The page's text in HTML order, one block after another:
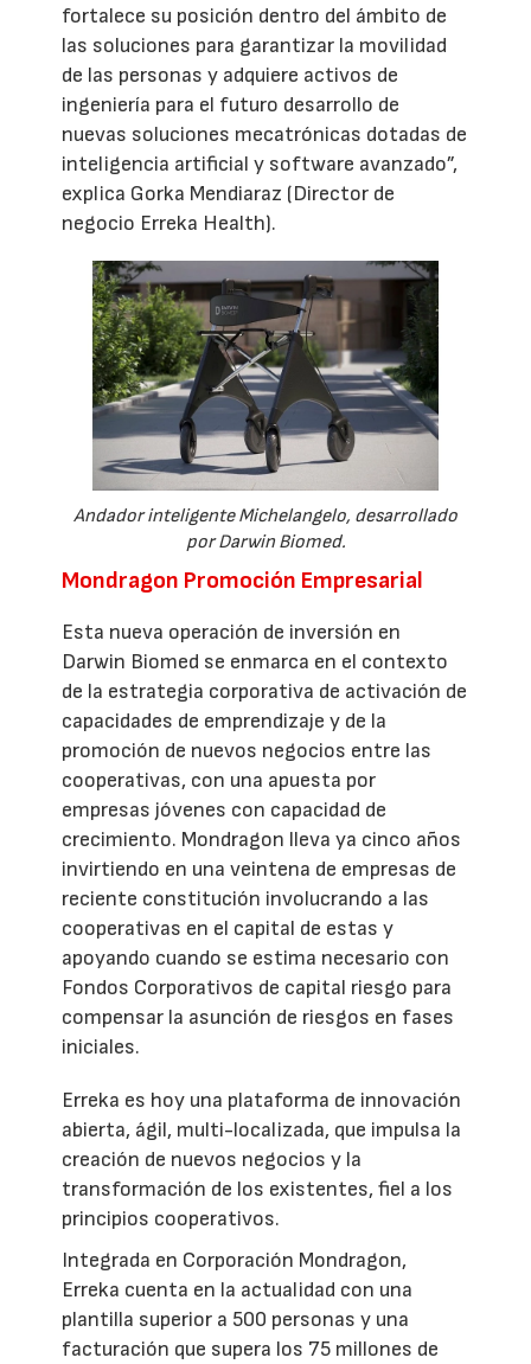
fortalece su posición dentro del ámbito de
las soluciones para garantizar la movilidad
de las personas y adquiere activos de
ingeniería para el futuro desarrollo de
nuevas soluciones mecatrónicas dotadas de
inteligencia artificial y software avanzado”,
explica Gorka Mendiaraz (Director de
negocio Erreka Health).
Andador inteligente Michelangelo, desarrollado
por Darwin Biomed.
Mondragon Promoción Empresarial
Esta nueva operación de inversión en
Darwin Biomed se enmarca en el contexto
de la estrategia corporativa de activación de
capacidades de emprendizaje y de la
promoción de nuevos negocios entre las
cooperativas, con una apuesta por
empresas jóvenes con capacidad de
crecimiento. Mondragon lleva ya cinco años
invirtiendo en una veintena de empresas de
reciente constitución involucrando a las
cooperativas en el capital de estas y
apoyando cuando se estima necesario con
Fondos Corporativos de capital riesgo para
compensar la asunción de riesgos en fases
iniciales.
Erreka es hoy una plataforma de innovación
abierta, ágil, multi-localizada, que impulsa la
creación de nuevos negocios y la
transformación de los existentes, fiel a los
principios cooperativos.
Integrada en Corporación Mondragon,
Erreka cuenta en la actualidad con una
plantilla superior a 500 personas y una
facturación que supera los 75 millones de